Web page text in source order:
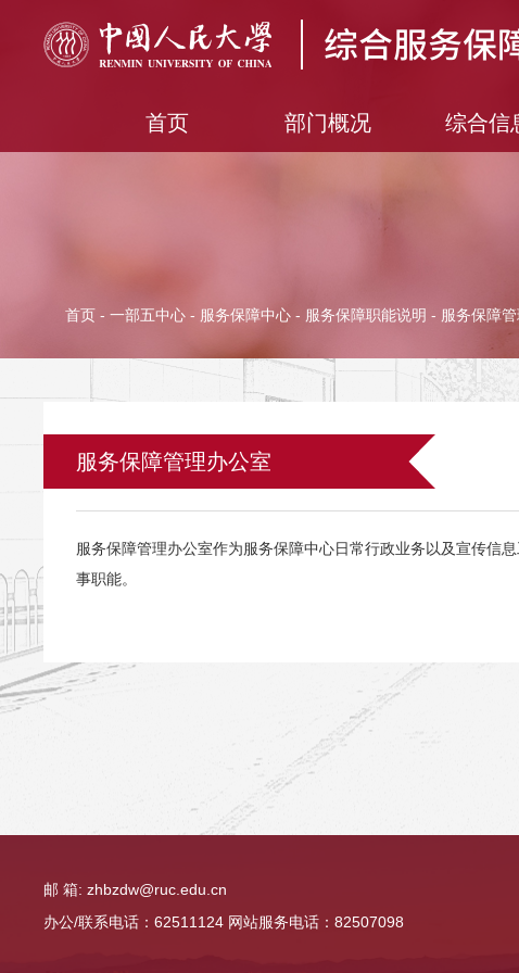
首页 部门概况 综合信
首页 - 一部五中心 - 服务保障中心 - 服务保障职能说明 - 服务保障
服务保障管理办公室
服务保障管理办公室作为服务保障中心日常行政业务以及宣传信
事职能。
邮 箱: zhbzdw@ruc.edu.cn
办公/联系电话：62511124 网站服务电话：82507098